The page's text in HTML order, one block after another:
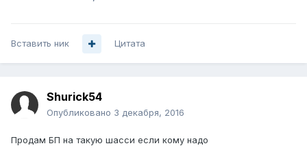
Вставить ник Цитата
Shurick54
Опубликовано 3 декабря, 2016
Продам БП на такую шасси если кому надо